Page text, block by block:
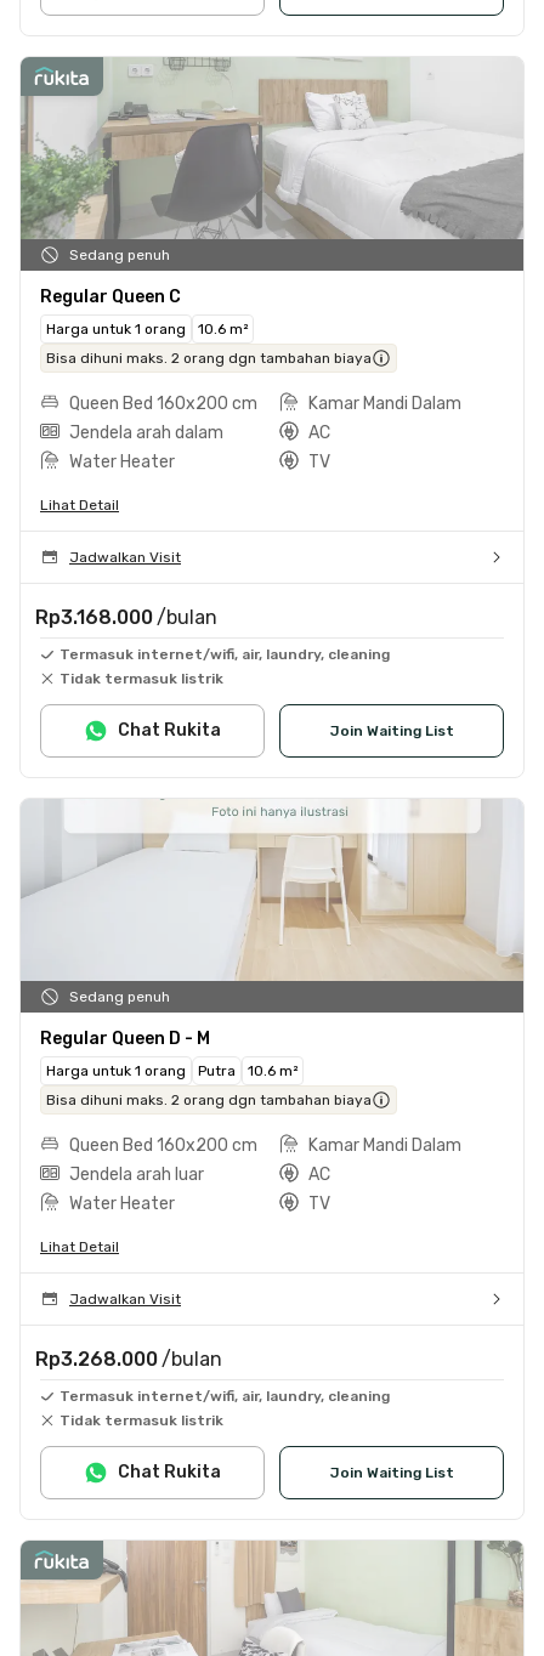
Sedang penuh
Regular Queen C
Harga untuk 1 orang
10.6 m²
Bisa dihuni maks. 2 orang dgn tambahan biaya
Queen Bed 160x200 cm
Kamar Mandi Dalam
Jendela arah dalam
AC
Water Heater
TV
Lihat Detail
Jadwalkan Visit
Rp3.168.000 /bulan
Termasuk internet/wifi, air, laundry, cleaning
Tidak termasuk listrik
Join Waiting List
Chat Rukita
Sedang penuh
Regular Queen D - M
Harga untuk 1 orang Putra
10.6 m²
Bisa dihuni maks. 2 orang dgn tambahan biaya
Queen Bed 160x200 cm
Kamar Mandi Dalam
Jendela arah luar
AC
Water Heater
TV
Lihat Detail
Jadwalkan Visit
Rp3.268.000 /bulan
Termasuk internet/wifi, air, laundry, cleaning
Tidak termasuk listrik
Join Waiting List
Chat Rukita